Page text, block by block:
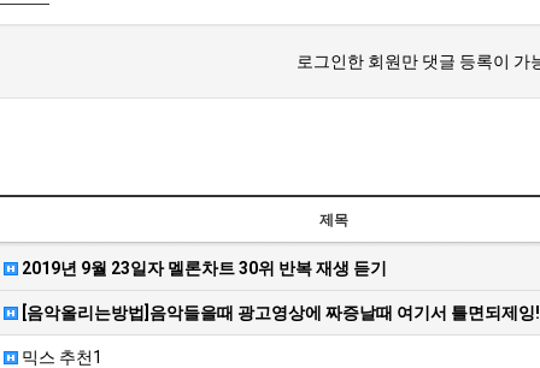
로그인한 회원만 댓글 등록이 가
제목
2019년 9월 23일자 멜론차트 30위 반복 재생 듣기
[음악올리는방법]음악들을때 광고영상에 짜증날때 여기서 틀면되제잉
믹스 추천1